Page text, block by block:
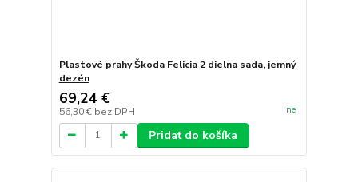
Plastové prahy Škoda Felicia 2 dielna sada, jemný
dezén
69,24 €
56,30 € bez DPH ne
Pridať do košíka